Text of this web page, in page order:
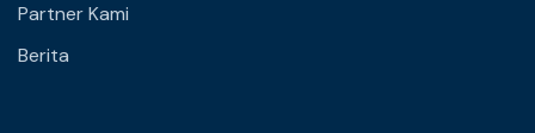
Partner Kami
Berita